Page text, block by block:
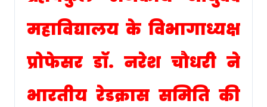
महाविद्यालय के विभागाध्यक्ष
प्रोफेसर डॉ. नरेश चौधरी ने
भारतीय रेडक्रास समिति की